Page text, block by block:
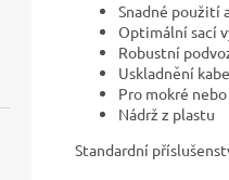
Snadné použití
Optimální sací
Robustní
Uskladnění
Pro mokré
Nádrž z plastu
Standardní